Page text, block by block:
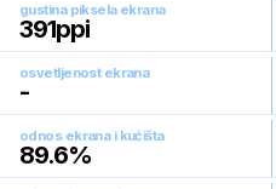
gustina piksela ekrana
391ppi
osvetljenost ekrana
-
odnos ekrana i kućišta
89.6%